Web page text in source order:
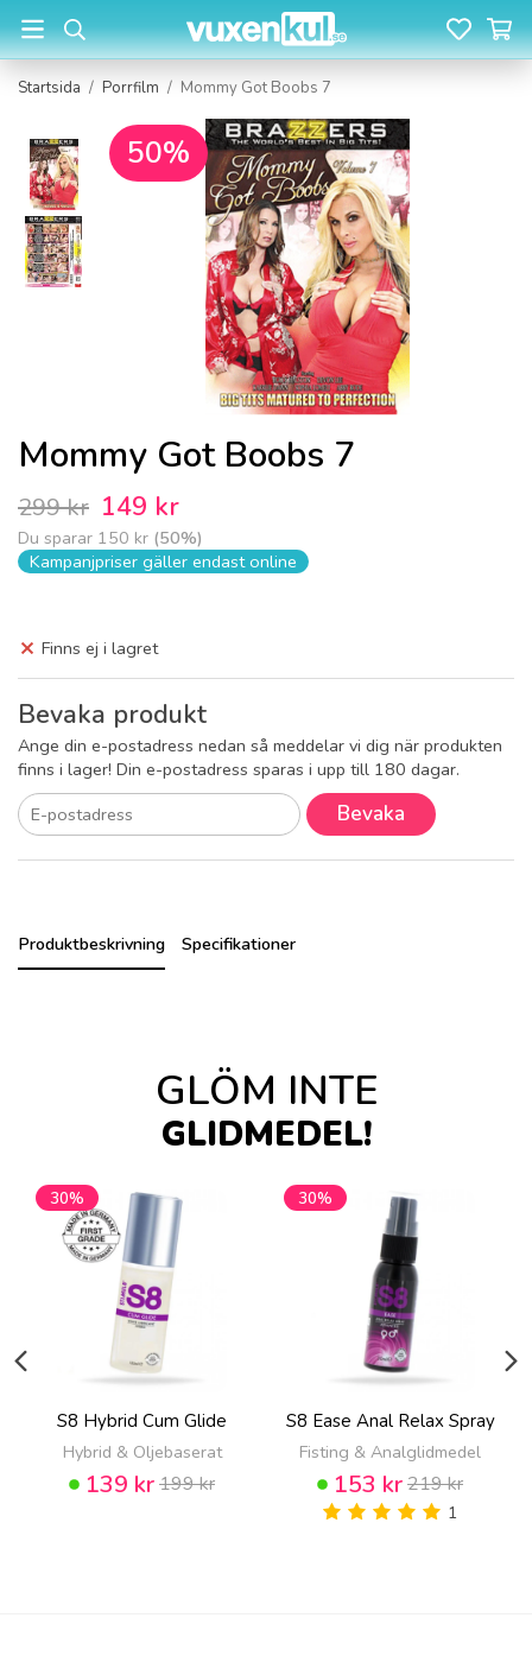
Startsida / Porrfilm / Mommy Got Boobs 7
50%
Mommy Got Boobs 7
299 kr 149 kr
Du sparar 150 kr (50%)
Kampanjpriser gäller endast online
Finns ej i lagret
Bevaka produkt
Ange din e-postadress nedan så meddelar vi dig när produkten
finns i lager! Din e-postadress sparas i upp till 180 dagar.
Bevaka
Produktbeskrivning Specifikationer
GLÖM INTE
GLIDMEDEL!
30%
S8 Hybrid Cum Glide
Hybrid & Oljebaserat
139 kr199 kr
30%
S8 Ease Anal Relax Spray
Fisting & Analglidmedel
153 kr219 kr
1